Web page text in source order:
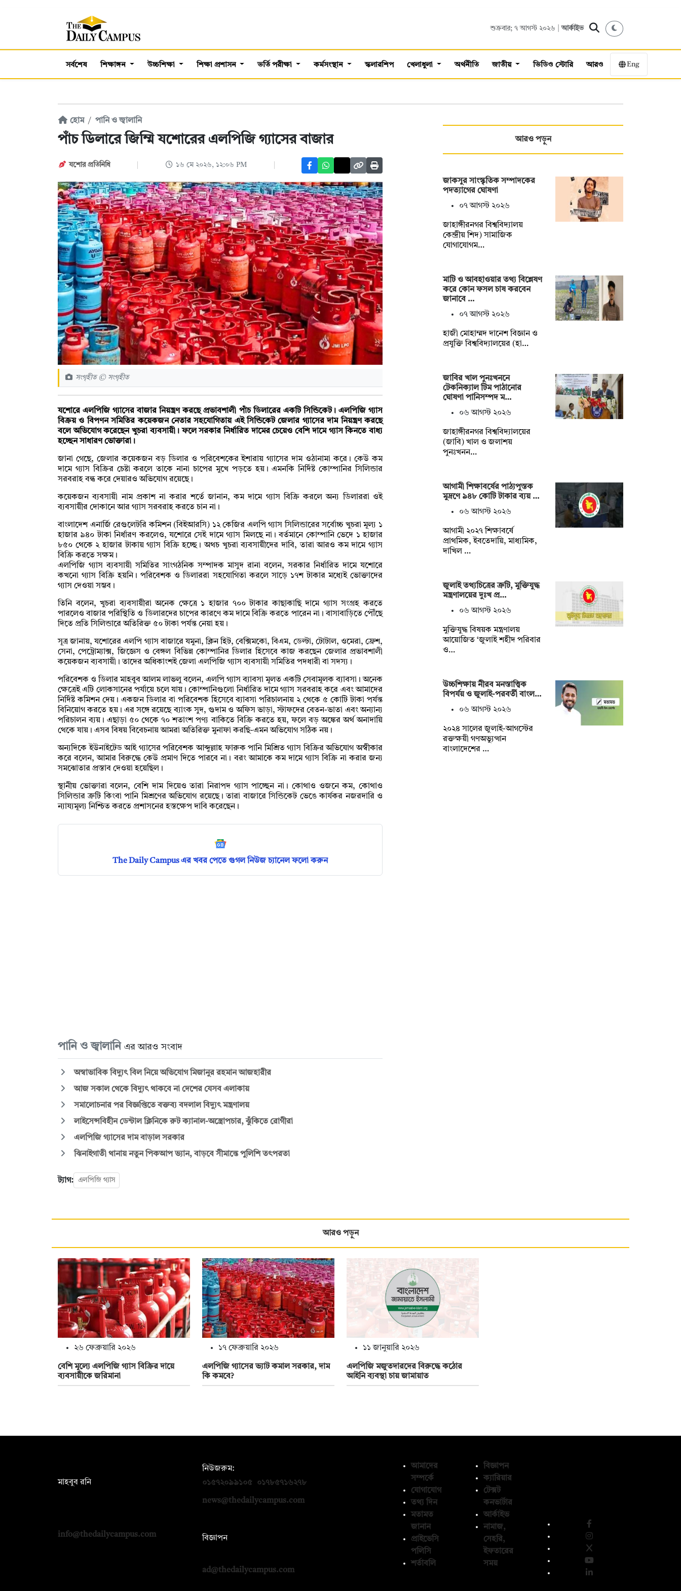
শুক্রবার; ৭ আগস্ট ২০২৬ |আর্কাইভ
সর্বশেষ শিক্ষাঙ্গন উচ্চশিক্ষা শিক্ষা প্রশাসন ভর্তি পরীক্ষা কর্মসংস্থান স্কলারশিপ খেলাধুলা অর্থনীতি জাতীয় ভিডিও স্টোরি আরও Eng
হোম পানি ও জ্বালানি
পাঁচ ডিলারে জিম্মি যশোরের এলপিজি গ্যাসের বাজার
যশোর প্রতিনিধি ১৬ মে ২০২৬, ১২:০৬ PM
সংগৃহীত © সংগৃহীত
যশোরে এলপিজি গ্যাসের বাজার নিয়ন্ত্রণ করছে প্রভাবশালী পাঁচ ডিলারের একটি সিন্ডিকেট। এলপিজি গ্যাস
বিক্রয় ও বিপণন সমিতির কয়েকজন নেতার সহযোগিতায় এই সিন্ডিকেট জেলার গ্যাসের দাম নিয়ন্ত্রণ করছে
বলে অভিযোগ করেছেন খুচরা ব্যবসায়ী। ফলে সরকার নির্ধারিত দামের চেয়েও বেশি দামে গ্যাস কিনতে বাধ্য
হচ্ছেন সাধারণ ভোক্তারা।
জানা গেছে, জেলার কয়েকজন বড় ডিলার ও পরিবেশকের ইশারায় গ্যাসের দাম ওঠানামা করে। কেউ কম
দামে গ্যাস বিক্রির চেষ্টা করলে তাকে নানা চাপের মুখে পড়তে হয়। এমনকি নির্দিষ্ট কোম্পানির সিলিন্ডার
সরবরাহ বন্ধ করে দেয়ারও অভিযোগ রয়েছে।
কয়েকজন ব্যবসায়ী নাম প্রকাশ না করার শর্তে জানান, কম দামে গ্যাস বিক্রি করলে অন্য ডিলাররা ওই
ব্যবসায়ীর দোকানে আর গ্যাস সরবরাহ করতে চান না।
বাংলাদেশ এনার্জি রেগুলেটরি কমিশন (বিইআরসি) ১২ কেজির এলপি গ্যাস সিলিন্ডারের সর্বোচ্চ খুচরা মূল্য ১
হাজার ৯৪০ টাকা নির্ধারণ করলেও, যশোরে সেই দামে গ্যাস মিলছে না। বর্তমানে কোম্পানি ভেদে ১ হাজার
৮৫০ থেকে ২ হাজার টাকায় গ্যাস বিক্রি হচ্ছে। অথচ খুচরা ব্যবসায়ীদের দাবি, তারা আরও কম দামে গ্যাস
বিক্রি করতে সক্ষম।
এলপিজি গ্যাস ব্যবসায়ী সমিতির সাংগঠনিক সম্পাদক মাসুদ রানা বলেন, সরকার নির্ধারিত দামে যশোরে
কখনো গ্যাস বিক্রি হয়নি। পরিবেশক ও ডিলাররা সহযোগিতা করলে সাড়ে ১৭শ টাকার মধ্যেই ভোক্তাদের
গ্যাস দেওয়া সম্ভব।
তিনি বলেন, খুচরা ব্যবসায়ীরা অনেক ক্ষেত্রে ১ হাজার ৭০০ টাকার কাছাকাছি দামে গ্যাস সংগ্রহ করতে
পারলেও বাজার পরিস্থিতি ও ডিলারদের চাপের কারণে কম দামে বিক্রি করতে পারেন না। বাসাবাড়িতে পৌঁছে
দিতে প্রতি সিলিন্ডারে অতিরিক্ত ৫০ টাকা পর্যন্ত নেয়া হয়।
সূত্র জানায়, যশোরের এলপি গ্যাস বাজারে যমুনা, ক্লিন হিট, বেক্সিমকো, বিএম, ডেল্টা, টোটাল, ওমেরা, ফ্রেশ,
সেনা, পেট্রোম্যাক্স, জিজ্ঞেস ও বেঙ্গল বিভিন্ন কোম্পানির ডিলার হিসেবে কাজ করছেন জেলার প্রভাবশালী
কয়েকজন ব্যবসায়ী। তাদের অধিকাংশই জেলা এলপিজি গ্যাস ব্যবসায়ী সমিতির পদধারী বা সদস্য।
পরিবেশক ও ডিলার মাহবুব আলম লাভলু বলেন, এলপি গ্যাস ব্যাবসা মূলত একটি সেবামূলক ব্যাবসা। অনেক
ক্ষেত্রেই এটি লোকসানের পর্যায়ে চলে যায়। কোম্পানিগুলো নির্ধারিত দামে গ্যাস সরবরাহ করে এবং আমাদের
নির্দিষ্ট কমিশন দেয়। একজন ডিলার বা পরিবেশক হিসেবে ব্যাবসা পরিচালনায় ২ থেকে ৫ কোটি টাকা পর্যন্ত
বিনিয়োগ করতে হয়। এর সঙ্গে রয়েছে ব্যাংক সুদ, গুদাম ও অফিস ভাড়া, স্টাফদের বেতন-ভাতা এবং অন্যান্য
পরিচালন ব্যয়। এছাড়া ৫০ থেকে ৭০ শতাংশ পণ্য বাকিতে বিক্রি করতে হয়, ফলে বড় অঙ্কের অর্থ অনাদায়ি
থেকে যায়। এসব বিষয় বিবেচনায় আমরা অতিরিক্ত মুনাফা করছি-এমন অভিযোগ সঠিক নয়।
অন্যদিকে ইউনাইটেড আই গ্যাসের পরিবেশক আব্দুল্লাহ ফারুক পানি মিশ্রিত গ্যাস বিক্রির অভিযোগ অস্বীকার
করে বলেন, আমার বিরুদ্ধে কেউ প্রমাণ দিতে পারবে না। বরং আমাকে কম দামে গ্যাস বিক্রি না করার জন্য
সমঝোতার প্রস্তাব দেওয়া হয়েছিল।
স্থানীয় ভোক্তারা বলেন, বেশি দাম দিয়েও তারা নিরাপদ গ্যাস পাচ্ছেন না। কোথাও ওজনে কম, কোথাও
সিলিন্ডার ত্রুটি কিংবা পানি মিশ্রণের অভিযোগ রয়েছে। তারা বাজারে সিন্ডিকেট ভেঙে কার্যকর নজরদারি ও
ন্যায্যমূল্য নিশ্চিত করতে প্রশাসনের হস্তক্ষেপ দাবি করেছেন।
The Daily Campus এর খবর পেতে গুগল নিউজ চ্যানেল ফলো করুন
পানি ও জ্বালানি এর আরও সংবাদ
অস্বাভাবিক বিদ্যুৎ বিল নিয়ে অভিযোগ মিজানুর রহমান আজহারীর
আজ সকাল থেকে বিদ্যুৎ থাকবে না দেশের যেসব এলাকায়
সমালোচনার পর বিজ্ঞপ্তিতে বক্তব্য বদলাল বিদ্যুৎ মন্ত্রণালয়
লাইসেন্সবিহীন ডেন্টাল ক্লিনিকে রুট ক্যানাল-অস্ত্রোপচার, ঝুঁকিতে রোগীরা
এলপিজি গ্যাসের দাম বাড়াল সরকার
ঝিনাইগাতী থানায় নতুন পিকআপ ভ্যান, বাড়বে সীমান্তে পুলিশি তৎপরতা
ট্যাগ: এলপিজি গ্যাস
আরও পড়ুন
জাকসুর সাংস্কৃতিক সম্পাদকের
পদত্যাগের ঘোষণা
০৭ আগস্ট ২০২৬
‎জাহাঙ্গীরনগর বিশ্ববিদ্যালয়
কেন্দ্রীয় শিদ) সামাজিক
যোগাযোগম…
মাটি ও আবহাওয়ার তথ্য বিশ্লেষণ
করে কোন ফসল চাষ করবেন
জানাবে …
০৭ আগস্ট ২০২৬
হাজী মোহাম্মদ দানেশ বিজ্ঞান ও
প্রযুক্তি বিশ্ববিদ্যালয়ের (হা…
জাবির খাল পুনঃখননে
টেকনিক্যাল টিম পাঠানোর
ঘোষণা পানিসম্পদ ম…
০৬ আগস্ট ২০২৬
‎‎জাহাঙ্গীরনগর বিশ্ববিদ্যালয়ের
(জাবি) খাল ও জলাশয়
পুনঃখনন…
আগামী শিক্ষাবর্ষের পাঠ্যপুস্তক
মুদ্রণে ৯৪৮ কোটি টাকার ব্যয় …
০৬ আগস্ট ২০২৬
আগামী ২০২৭ শিক্ষাবর্ষে
প্রাথমিক, ইবতেদায়ি, মাধ্যমিক,
দাখিল …
জুলাই তথ্যচিত্রের ত্রুটি, মুক্তিযুদ্ধ
মন্ত্রণালয়ের দুঃখ প্র…
০৬ আগস্ট ২০২৬
মুক্তিযুদ্ধ বিষয়ক মন্ত্রণালয়
আয়োজিত ‘জুলাই শহীদ পরিবার
ও…
উচ্চশিক্ষায় নীরব মনস্তাত্ত্বিক
বিপর্যয় ও জুলাই-পরবর্তী বাংল…
০৬ আগস্ট ২০২৬
২০২৪ সালের জুলাই-আগস্টের
রক্তক্ষয়ী গণঅভ্যুত্থান
বাংলাদেশের …
আরও পড়ুন
২৬ ফেব্রুয়ারি ২০২৬
বেশি মূল্যে এলপিজি গ্যাস বিক্রির দায়ে
ব্যবসায়ীকে জরিমানা
১৭ ফেব্রুয়ারি ২০২৬
এলপিজি গ্যাসের ভ্যাট কমাল সরকার, দাম
কি কমবে?
১১ জানুয়ারি ২০২৬
এলপিজি মজুতদারদের বিরুদ্ধে কঠোর
আইনি ব্যবস্থা চায় জামায়াত
মাহবুব রনি
info@thedailycampus.com
নিউজরুম:
০১৫৭২০৯৯১০৫
০১৭৮৫৭১৬২৭৮
news@thedailycampus.com
বিজ্ঞাপন
ad@thedailycampus.com
আমাদের
সম্পর্কে
যোগাযোগ
তথ্য দিন
মতামত
জানান
প্রাইভেসি
পলিসি
শর্তাবলি
বিজ্ঞাপন
ক্যারিয়ার
টেক্সট
কনভার্টার
আর্কাইভ
নামাজ,
সেহরি,
ইফতারের
সময়